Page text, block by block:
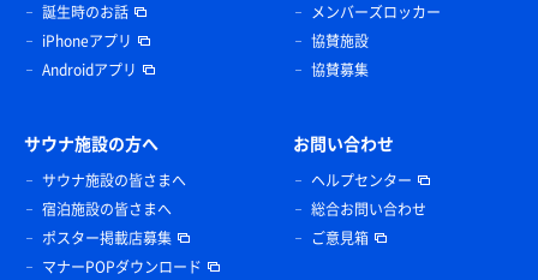
誕生時のお話
iPhoneアプリ
Androidアプリ
メンバーズロッカー
協賛施設
協賛募集
サウナ施設の方へ
サウナ施設の皆さまへ
宿泊施設の皆さまへ
ポスター掲載店募集
マナーPOPダウンロード
お問い合わせ
ヘルプセンター
総合お問い合わせ
ご意見箱